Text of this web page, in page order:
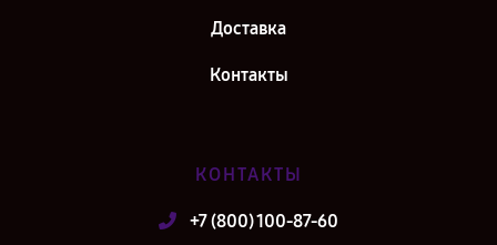
Доставка
Контакты
КОНТАКТЫ
+7 (800) 100-87-60